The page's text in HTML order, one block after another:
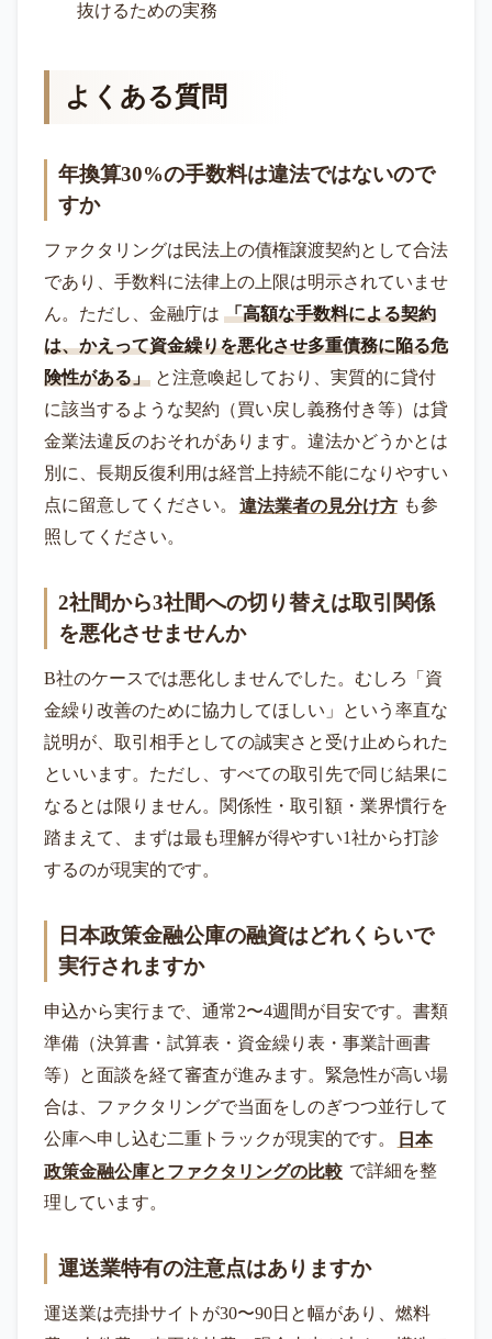
抜けるための実務
よくある質問
年換算30%の手数料は違法ではないので
すか
ファクタリングは民法上の債権譲渡契約として合法
であり、手数料に法律上の上限は明示されていませ
ん。ただし、金融庁は 「高額な手数料による契約
は、かえって資金繰りを悪化させ多重債務に陥る危
険性がある」と注意喚起しており、実質的に貸付
に該当するような契約（買い戻し義務付き等）は貸
金業法違反のおそれがあります。違法かどうかとは
別に、長期反復利用は経営上持続不能になりやすい
点に留意してください。
違法業者の見分け方 も参
照してください。
2社間から3社間への切り替えは取引関係
を悪化させませんか
B社のケースでは悪化しませんでした。むしろ「資
金繰り改善のために協力してほしい」という率直な
説明が、取引相手としての誠実さと受け止められた
といいます。ただし、すべての取引先で同じ結果に
なるとは限りません。関係性・取引額・業界慣行を
踏まえて、まずは最も理解が得やすい1社から打診
するのが現実的です。
日本政策金融公庫の融資はどれくらいで
実行されますか
申込から実行まで、通常2〜4週間が目安です。書類
準備（決算書・試算表・資金繰り表・事業計画書
等）と面談を経て審査が進みます。緊急性が高い場
合は、ファクタリングで当面をしのぎつつ並行して
公庫へ申し込む二重トラックが現実的です。
日本
政策金融公庫とファクタリングの比較 で詳細を整
理しています。
運送業特有の注意点はありますか
運送業は売掛サイトが30〜90日と幅があり、燃料